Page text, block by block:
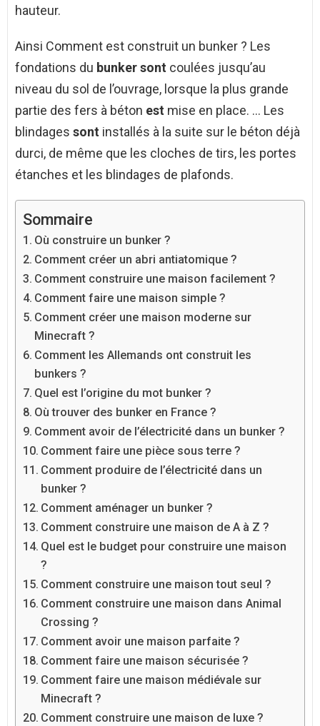
hauteur.
Ainsi Comment est construit un bunker ? Les
fondations du bunker sont coulées jusqu’au
niveau du sol de l’ouvrage, lorsque la plus grande
partie des fers à béton est mise en place. … Les
blindages sont installés à la suite sur le béton déjà
durci, de même que les cloches de tirs, les portes
étanches et les blindages de plafonds.
Sommaire
Où construire un bunker ?
Comment créer un abri antiatomique ?
Comment construire une maison facilement ?
Comment faire une maison simple ?
Comment créer une maison moderne sur
Minecraft ?
Comment les Allemands ont construit les
bunkers ?
Quel est l’origine du mot bunker ?
Où trouver des bunker en France ?
Comment avoir de l’électricité dans un bunker ?
Comment faire une pièce sous terre ?
Comment produire de l’électricité dans un
bunker ?
Comment aménager un bunker ?
Comment construire une maison de A à Z ?
Quel est le budget pour construire une maison
?
Comment construire une maison tout seul ?
Comment construire une maison dans Animal
Crossing ?
Comment avoir une maison parfaite ?
Comment faire une maison sécurisée ?
Comment faire une maison médiévale sur
Minecraft ?
Comment construire une maison de luxe ?